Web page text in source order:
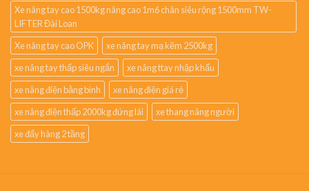
Xe nâng tay cao 1500kg nâng cao 1m6 chân siêu rộng 1500mm TW-
LIFTER Đài Loan
Xe nâng tay cao OPK
xe nâng tay mạ kẽm 2500kg
xe nâng tay thấp siêu ngắn
xe nâng ttay nhập khẩu
xe nâng điện bằng bình
xe nâng điện giá rẻ
xe nâng điện thấp 2000kg đứng lái
xe thang nâng người
xe đẩy hàng 2 tầng